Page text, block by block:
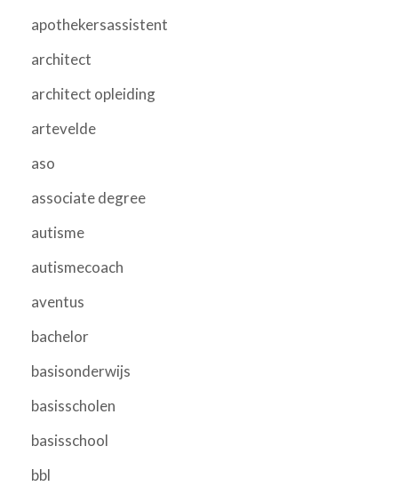
apothekersassistent
architect
architect opleiding
artevelde
aso
associate degree
autisme
autismecoach
aventus
bachelor
basisonderwijs
basisscholen
basisschool
bbl